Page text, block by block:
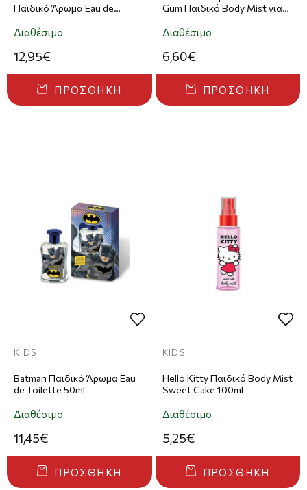
Παιδικό Άρωμα Eau de
Διαθέσιμο
12,95€
ΠΡΟΣΘΉΚΗ
Gum Παιδικό Body Mist για
Διαθέσιμο
6,60€
ΠΡΟΣΘΉΚΗ
KIDS
Batman Παιδικό Άρωμα Eau
de Toilette 50ml
Διαθέσιμο
11,45€
ΠΡΟΣΘΉΚΗ
KIDS
Hello Kitty Παιδικό Body Mist
Sweet Cake 100ml
Διαθέσιμο
5,25€
ΠΡΟΣΘΉΚΗ